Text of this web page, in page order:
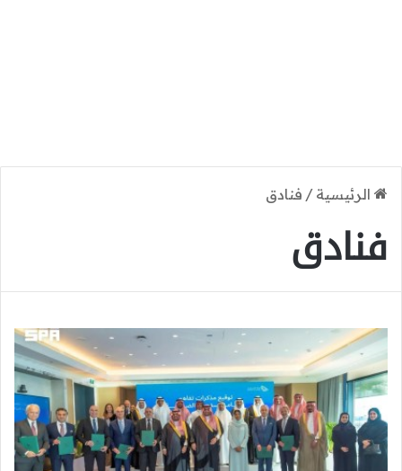
الرئيسية / فنادق
فنادق